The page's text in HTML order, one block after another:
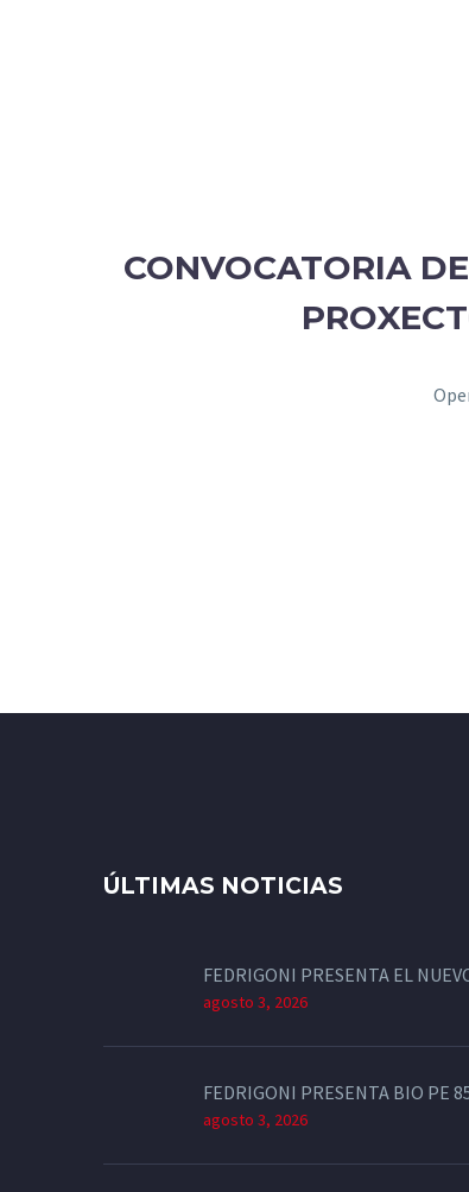
CONVOCATORIA
ÚLTIMAS NOTICIAS
FEDRIGONI PRESENTA EL
agosto 3, 2026
FEDRIGONI PRESENTA BIO PE
agosto 3, 2026